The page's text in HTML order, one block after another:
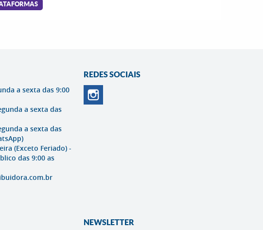
a sexta das 9:00
a sexta das
a sexta das
(Exceto Feriado) -
das 9:00 as
REDES SOCIAIS
NEWSLETTER